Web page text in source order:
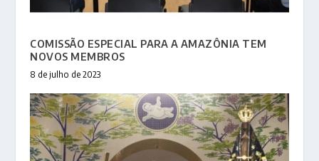
COMISSÃO ESPECIAL PARA A AMAZÔNIA TEM
NOVOS MEMBROS
8 de julho de 2023